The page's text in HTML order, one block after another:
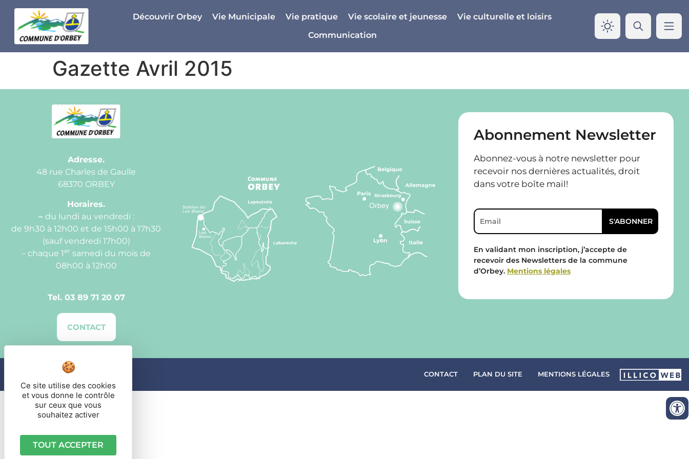
Découvrir Orbey Vie Municipale Vie pratique Vie scolaire et jeunesse
Vie culturelle et loisirs
Communication
Gazette Avril 2015
Adresse.
48 rue Charles de Gaulle
68370 ORBEY
Horaires.
– du lundi au vendredi :
de 9h30 à 12h00 et de 15h00 à 17h30
(sauf vendredi 17h00)
– chaque 1er samedi du mois de
08h00 à 12h00
Tel. 03 89 71 20 07
CONTACT
Abonnement Newsletter
Abonnez-vous à notre newsletter pour
recevoir nos dernières actualités, droit
dans votre boîte mail!
En validant mon inscription, j’accepte de
recevoir des Newsletters de la commune
d’Orbey. Mentions légales
Commune d'Orbey CONTACT PLAN DU SITE MENTIONS LÉGALES
Panneau de gestion des cookies
Ce site utilise des cookies
et vous donne le contrôle
sur ceux que vous
souhaitez activer
TOUT ACCEPTER